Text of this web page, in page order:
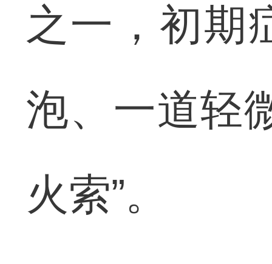
之一，初期
泡、一道轻
火索”。